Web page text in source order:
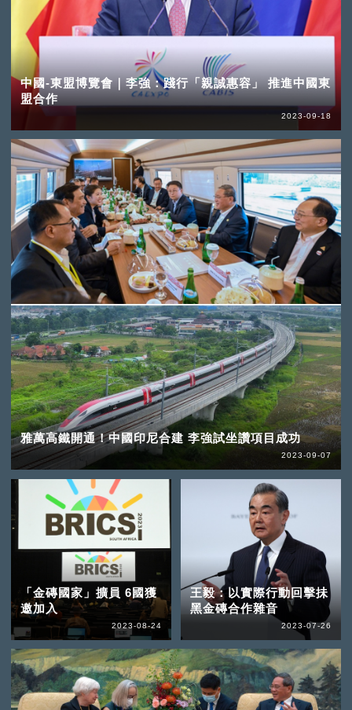
中國-東盟博覽會｜李強：踐行「親誠惠容」 推進中國東
盟合作
2023-09-18
雅萬高鐵開通！中國印尼合建 李強試坐讚項目成功
2023-09-07
「金磚國家」擴員 6國獲
邀加入
2023-08-24
王毅：以實際行動回擊抺
黑金磚合作雜音
2023-07-26